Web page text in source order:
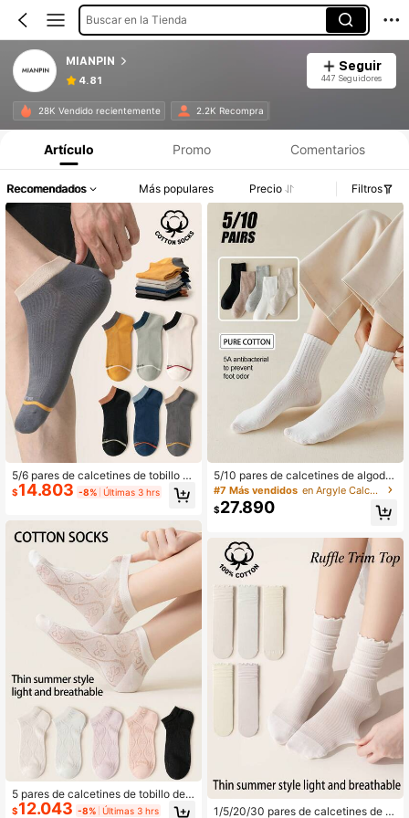
Buscar en la Tienda
MIANPIN
4.81
Seguir
447 Seguidores
28K Vendido recientemente 2.2K Recompra
Artículo Promo Comentarios
Recomendados Más populares Precio Filtros
5/6 pares de calcetines de tobillo fi
no para hombre de algodón con blo
ques de color y ribete de contraste,
rben la humedad, de corte bajo, cas
uales para uso diario
$14.803 -8% Últimas 3 hrs
5 pares de calcetines de tobillo de
malla fina de algodón para mujer, co
$12.043 -8% Últimas 3 hrs
5/10 pares de calcetines de algodó
n puro a media pantorrilla para muje
r, alta elasticidad, antibacterianos y
resistentes al olor, negro, blanco y
ual, diario y de negocios
#7 Más vendidos en Argyle Calcetines de tripulación para mujer
$27.890
1/5/20/30 pares de calcetines de tri